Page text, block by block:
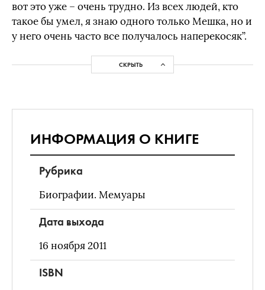
вот это уже – очень трудно. Из всех людей, кто
такое бы умел, я знаю одного только Мешка, но и
у него очень часто все получалось наперекосяк”.
СКРЫТЬ
ИНФОРМАЦИЯ О КНИГЕ
Рубрика
Биографии. Мемуары
Дата выхода
16 ноября 2011
ISBN